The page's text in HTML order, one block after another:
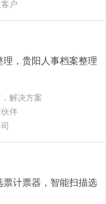
户
，贵阳人事档案整理
解决方案
伴
计票器，智能扫描选